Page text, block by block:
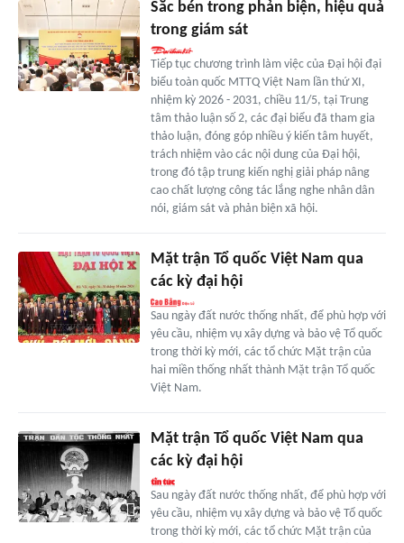
Sắc bén trong phản biện, hiệu quả
trong giám sát
Tiếp tục chương trình làm việc của Đại hội đại
biểu toàn quốc MTTQ Việt Nam lần thứ XI,
nhiệm kỳ 2026 - 2031, chiều 11/5, tại Trung
tâm thảo luận số 2, các đại biểu đã tham gia
thảo luận, đóng góp nhiều ý kiến tâm huyết,
trách nhiệm vào các nội dung của Đại hội,
trong đó tập trung kiến nghị giải pháp nâng
cao chất lượng công tác lắng nghe nhân dân
nói, giám sát và phản biện xã hội.
Mặt trận Tổ quốc Việt Nam qua
các kỳ đại hội
Sau ngày đất nước thống nhất, để phù hợp với
yêu cầu, nhiệm vụ xây dựng và bảo vệ Tổ quốc
trong thời kỳ mới, các tổ chức Mặt trận của
hai miền thống nhất thành Mặt trận Tổ quốc
Việt Nam.
Mặt trận Tổ quốc Việt Nam qua
các kỳ đại hội
Sau ngày đất nước thống nhất, để phù hợp với
yêu cầu, nhiệm vụ xây dựng và bảo vệ Tổ quốc
trong thời kỳ mới, các tổ chức Mặt trận của